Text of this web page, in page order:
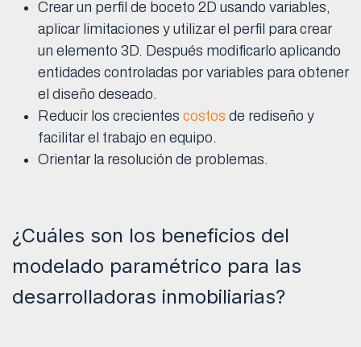
Crear un perfil de boceto 2D usando variables,
aplicar limitaciones y utilizar el perfil para crear
un elemento 3D. Después modificarlo aplicando
entidades controladas por variables para obtener
el diseño deseado.
Reducir los crecientes costos de rediseño y
facilitar el trabajo en equipo.
Orientar la resolución de problemas.
¿Cuáles son los beneficios del
modelado paramétrico para las
desarrolladoras inmobiliarias?